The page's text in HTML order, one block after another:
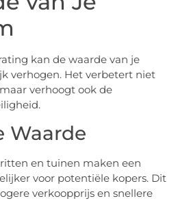
kan de waarde van je
verhogen. Het verbetert niet
verhoogt ook de
Waarde
en tuinen maken een
voor potentiële kopers. Dit
verkoopprijs en snellere